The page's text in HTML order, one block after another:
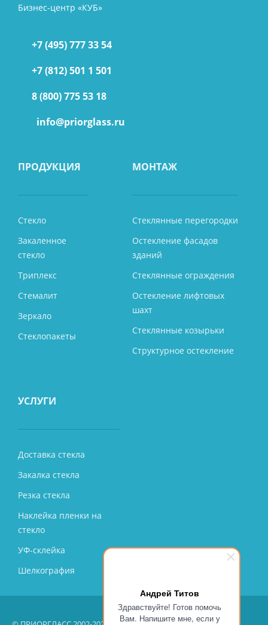
Андрей Титов
Здравствуйте! Готов помочь
Вам. Напишите мне, если у
Бизнес-центр «КУБ»
+7 (495) 777 33 54
+7 (812) 501 1 501
8 (800) 775 53 18
info@priorglass.ru
ПРОДУКЦИЯ
Стекло
Закаленное
стекло
Триплекс
Стемалит
Зеркало
Стеклопакеты
МОНТАЖ
Стеклянные перегородки
Остекление фасадов
зданий
Стеклянные ограждения
Остекление лифтовых
шахт
Стеклянные козырьки
Структурное остекление
УСЛУГИ
Доставка стекла
Закалка стекла
Резка стекла
Наклейка пленки на
стекло
УФ-склейка
Шелкография